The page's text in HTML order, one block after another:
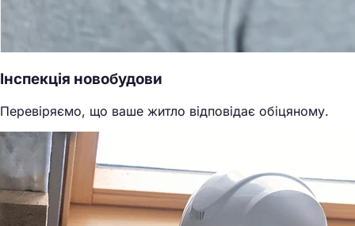
Інспекція новобудови
Перевіряємо, що ваше житло відповідає обіцяному.